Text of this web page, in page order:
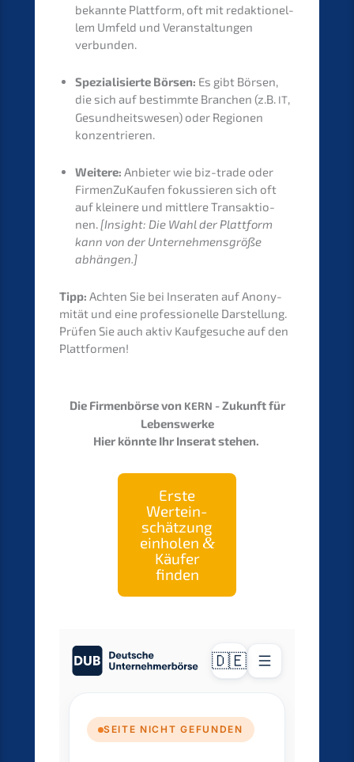
bekann­te Platt­form, oft mit redak­tio­nel­
lem Umfeld und Veran­stal­tun­gen
verbunden.
Spezia­li­sier­te Börsen: Es gibt Börsen,
die sich auf bestimm­te Branchen (z.B. IT,
Gesund­heits­we­sen) oder Regio­nen
konzentrieren.
Weite­re: Anbie­ter wie biz-trade oder
Firmen­Zu­Kau­fen fokus­sie­ren sich oft
auf kleine­re und mittle­re Trans­ak­tio­
nen. [Insight: Die Wahl der Platt­form
kann von der Unter­neh­mens­grö­ße
abhängen.]
Tipp: Achten Sie bei Insera­ten auf Anony­
mi­tät und eine profes­sio­nel­le Darstel­lung.
Prüfen Sie auch aktiv Kaufge­su­che auf den
Plattformen!
Die Firmen­bör­se von KERN - Zukunft für
Lebenswerke
Hier könnte Ihr Inserat stehen.
Erste
Wertein­
schät­zung
einho­len &
Käufer
finden